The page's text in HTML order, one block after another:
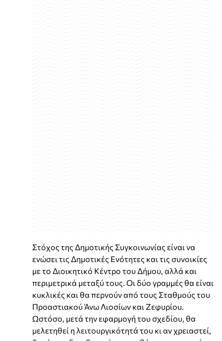
Στόχος της Δημοτικής Συγκοινωνίας είναι να
ενώσει τις Δημοτικές Ενότητες και τις συνοικίες
με το Διοικητικό Κέντρο του Δήμου, αλλά και
περιμετρικά μεταξύ τους. Οι δύο γραμμές θα είναι
κυκλικές και θα περνούν από τους Σταθμούς του
Προαστιακού Άνω Λιοσίων και Ζεφυρίου.
Ωστόσο, μετά την εφαρμογή του σχεδίου, θα
μελετηθεί η λειτουργικότητά του κι αν χρειαστεί,